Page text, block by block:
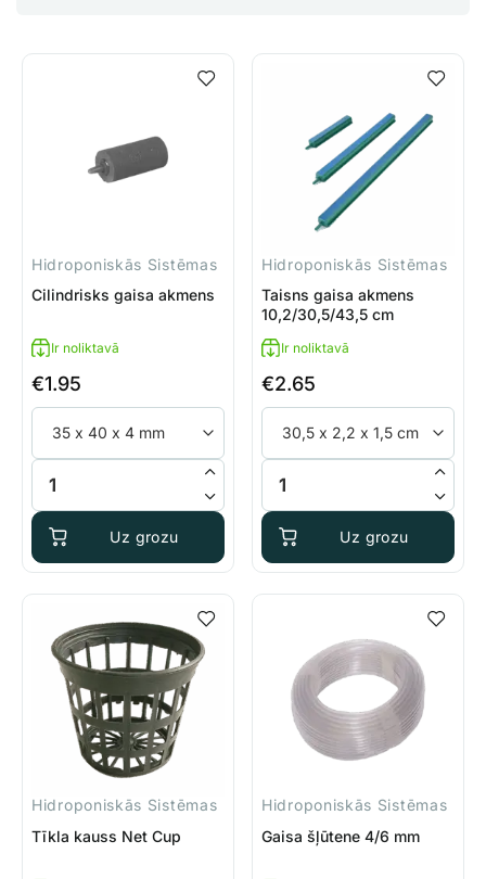
Hidroponiskās Sistēmas
Cilindrisks gaisa akmens
Ir noliktavā
€1.95
Cilindrisks gaisa akmens daudzums
Uz grozu
Hidroponiskās Sistēmas
Taisns gaisa akmens
10,2/30,5/43,5 cm
Ir noliktavā
€2.65
Taisns gaisa akmens 10,2/
Uz grozu
Hidroponiskās Sistēmas
Tīkla kauss Net Cup
Hidroponiskās Sistēmas
Gaisa šļūtene 4/6 mm